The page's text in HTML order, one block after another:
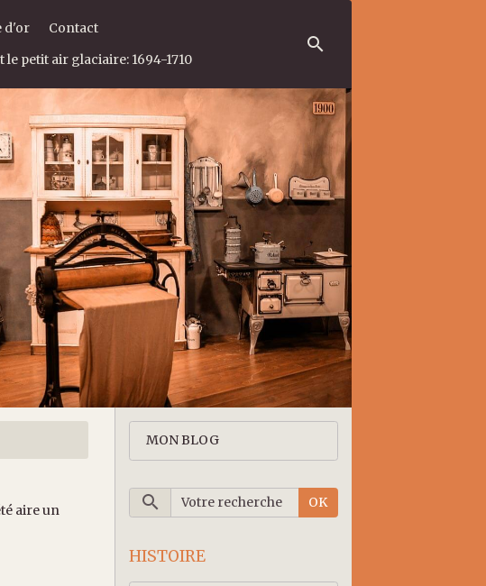
d'or
Contact
petit air glaciaire: 1694-1710
aire un
MON BLOG
OK
HISTOIRE